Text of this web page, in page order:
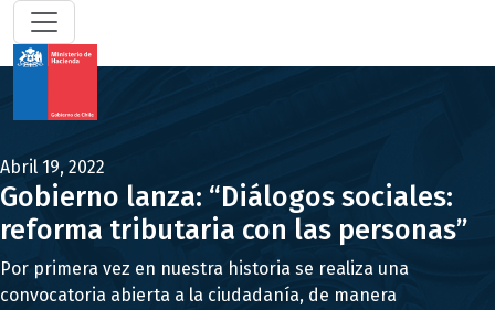
Abril 19, 2022
Gobierno lanza: “Diálogos sociales:
reforma tributaria con las personas”
Por primera vez en nuestra historia se realiza una
convocatoria abierta a la ciudadanía, de manera